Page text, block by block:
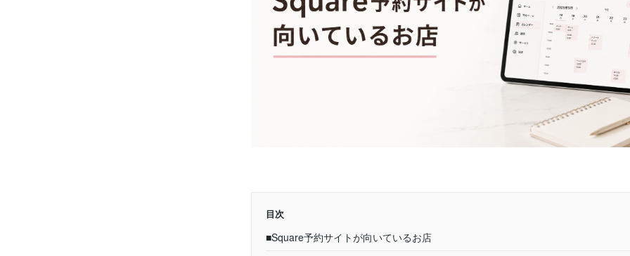
目次
■Square予約サイトが向いているお店